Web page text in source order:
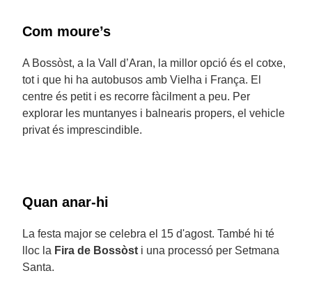
Com moure’s
A Bossòst, a la Vall d’Aran, la millor opció és el cotxe,
tot i que hi ha autobusos amb Vielha i França. El
centre és petit i es recorre fàcilment a peu. Per
explorar les muntanyes i balnearis propers, el vehicle
privat és imprescindible.
Quan anar-hi
La festa major se celebra el 15 d'agost. També hi té
lloc la Fira de Bossòst i una processó per Setmana
Santa.